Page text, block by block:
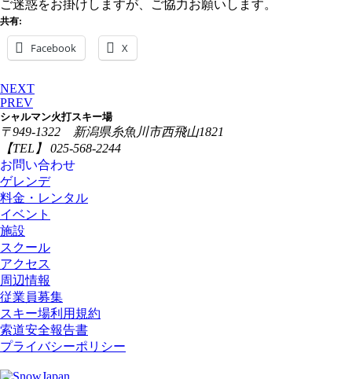
ご迷惑をお掛けしますが、ご協力お願いします。
共有:
Facebook X
NEXT
PREV
シャルマン火打スキー場
〒949-1322 新潟県糸魚川市西飛山1821
【TEL】 025-568-2244
お問い合わせ
ゲレンデ
料金・レンタル
イベント
施設
スクール
アクセス
周辺情報
従業員募集
スキー場利用規約
索道安全報告書
プライバシーポリシー